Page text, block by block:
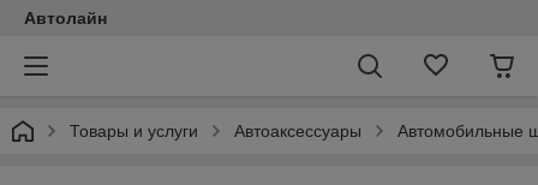
Автолайн
Товары и услуги Автоаксессуары Автомобильные